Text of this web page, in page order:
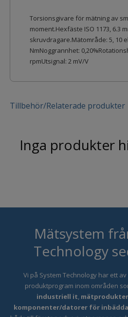
Torsionsgivare för mätning av
moment.Hexfäste ISO 1173, 6.3
skruvdragare.Mätområde: 5, 10
NmNoggrannhet:
rpmUtsignal: 2 mV/V
Tillbehör/Relaterade produkter
Inga produkter
Mätsystem
Technology
Vi på System Technology har ett
produktprogram inom områden
industriell it, mätprodukter
komponenter/datorer för